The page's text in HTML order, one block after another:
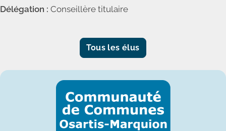
Délégation : Conseillère titulaire
Tous les élus